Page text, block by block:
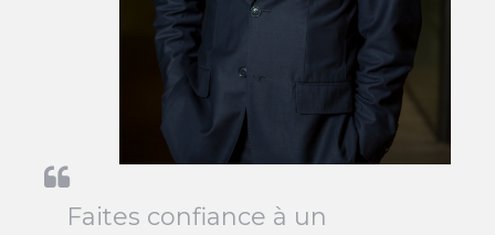
Faites confiance à un